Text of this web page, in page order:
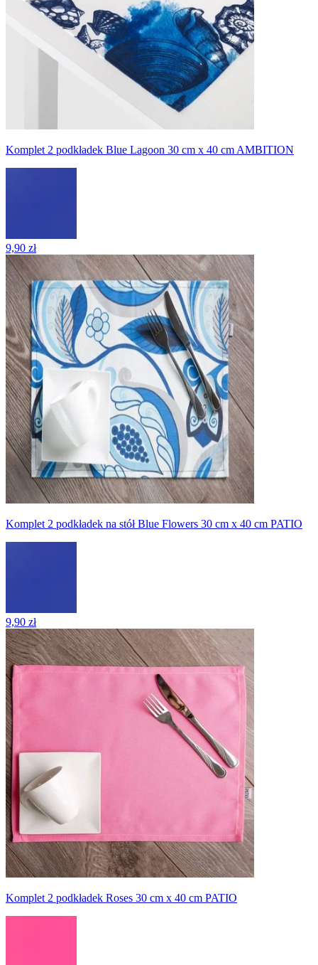
Komplet 2 podkładek Blue Lagoon 30 cm x 40 cm AMBITION
9,90 zł
Komplet 2 podkładek na stół Blue Flowers 30 cm x 40 cm PATIO
9,90 zł
Komplet 2 podkładek Roses 30 cm x 40 cm PATIO